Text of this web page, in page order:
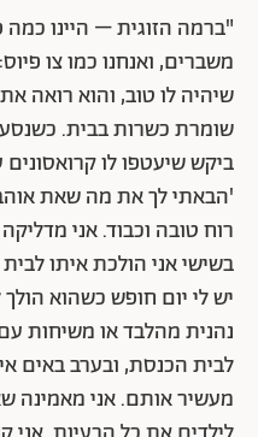
"ברמה הזוגית – היינו כמה
משברים, ואנחנו כמו צו
שיהיה לו טוב, והוא רואה
שומרת כשרות בבית. כשנסע
ביקש שיעטפו לו קרואסונים
'הבאתי לך את מה שאת
רוח טובה וכבוד. אני
בשישי אני הולכת איתו
יש לי יום חופש כשהוא
נהנית מהלבד או משיחות
לבית הכנסת, ובערב באים
מעשיר אותם. אני מאמינה